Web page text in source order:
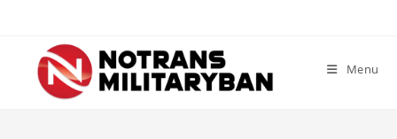
content
Menu